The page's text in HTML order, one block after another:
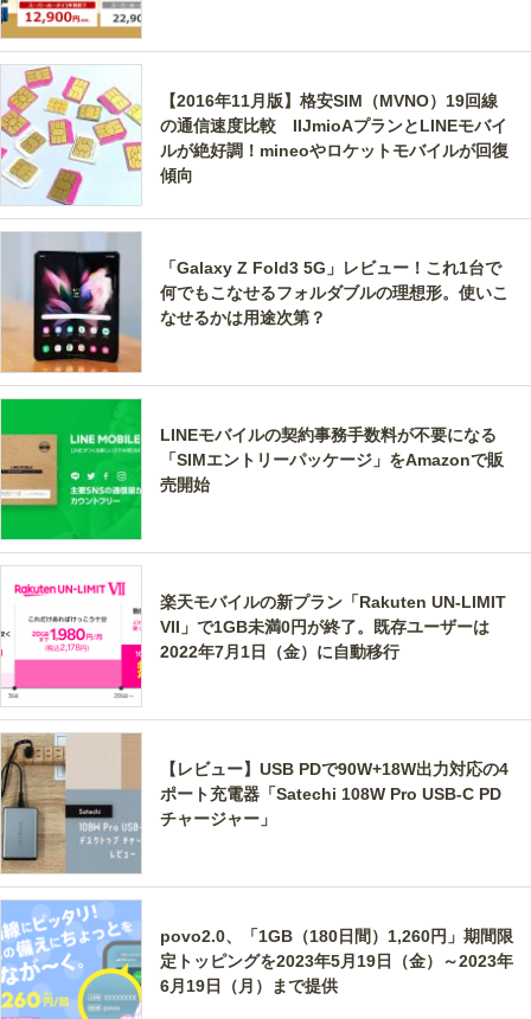
【2016年11月版】格安SIM（MVNO）19回線
の通信速度比較 IIJmioAプランとLINEモバイ
ルが絶好調！mineoやロケットモバイルが回復
傾向
「Galaxy Z Fold3 5G」レビュー！これ1台で
何でもこなせるフォルダブルの理想形。使いこ
なせるかは用途次第？
LINEモバイルの契約事務手数料が不要になる
「SIMエントリーパッケージ」をAmazonで販
売開始
楽天モバイルの新プラン「Rakuten UN-LIMIT
VII」で1GB未満0円が終了。既存ユーザーは
2022年7月1日（金）に自動移行
【レビュー】USB PDで90W+18W出力対応の4
ポート充電器「Satechi 108W Pro USB-C PD
チャージャー」
povo2.0、「1GB（180日間）1,260円」期間限
定トッピングを2023年5月19日（金）～2023年
6月19日（月）まで提供